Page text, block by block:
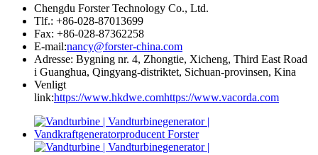
Chengdu Forster Technology Co., Ltd.
Tlf.: +86-028-87013699
Fax: +86-028-87362258
E-mail:nancy@forster-china.com
Adresse: Bygning nr. 4, Zhongtie, Xicheng, Third East Road
i Guanghua, Qingyang-distriktet, Sichuan-provinsen, Kina
Venligt
link:https://www.hkdwe.comhttps://www.vacorda.com